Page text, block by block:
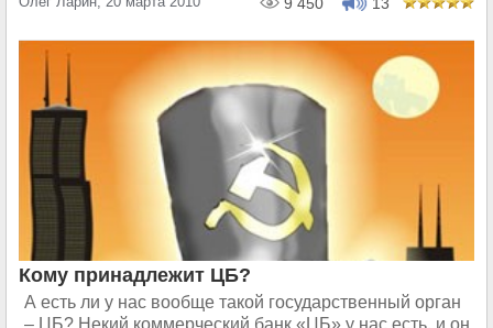
Кому принадлежит ЦБ?
А есть ли у нас вообще такой государственный орган
– ЦБ? Некий коммерческий банк «ЦБ» у нас есть, и он